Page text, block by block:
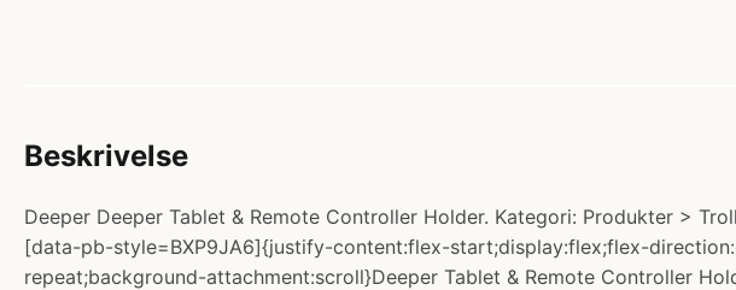
Beskrivelse
Deeper Deeper Tablet & Remote Controller Holder. Kategori: Produkter >
[data-pb-style=BXP9JA6]{justify-content:flex-start;display:flex;flex-
repeat;background-attachment:scroll}Deeper Tablet & Remote Controller